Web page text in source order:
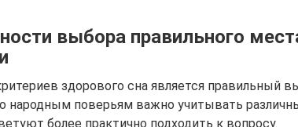
выбора правильного
здорового сна является правильный
народным поверьям важно учитывать
более практично подходить к вопросу.